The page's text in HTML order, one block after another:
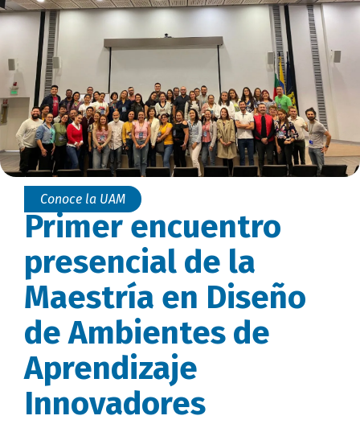
Conoce la UAM
Primer encuentro
presencial de la
Maestría en Diseño
de Ambientes de
Aprendizaje
Innovadores